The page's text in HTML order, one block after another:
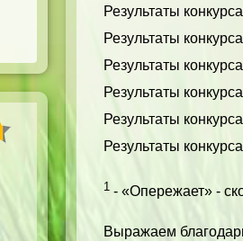
Результаты
Результаты
Результаты
Результаты
Результаты
Результаты
1 - «Опережает» -
Выражаем